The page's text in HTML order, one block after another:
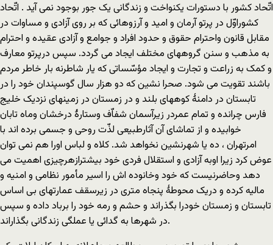
اتّحاد کشور با دستورات یکنواخت و زندگانی یک جور بوجود نمی آید . اتّحاد
کشوراوّل در پرتو آرمان و امید و آرزوهائی که بر روی آزادی و مساوات در
مقابل قانون واحترام حقوق و حدود افراد و جوامع و آزادی عقیده و احترام
به مذهب و سنن گروههای مختلف ایجاد می گردد. سپس درپرتو معارف
و کمک به زراعت و تجارت و ایجاد مؤسّساتی که یار شاطرنه بار خاطر مردم
باشند تقویت می شود. صحرا نشین که دو هزار سال گوسپندان خود را در
تابستان در دامنۀ کوههای بلند و در زمستان در زمینهای نزدیک خلیج
فارس چرانده و تمام عمردر زیرآسمان شفاّف وستارۀ درخشان وماه تابان
خوابیده و از تماشای آن آثارطبیعی لذّت روحی و جسمی برده اند با
امرتهران ، ده یا شهرنشین نخواهد شد. کلاه و لباس اورا هم نمی توان
عوض کرد زیرا اوبه آزادی و استقلال فردی خود بیشترازهرچیزی اهمیت می
دهد وحاضرنیست که خود وخانوده اش را اسیر مأمور نظامی و امنیه و
مالیه کرده و دریک محوطۀ پنجاه متری در زیرسقف عمارتهای بی اساس
تابستان و زمستان خودرا بگذراند و حشم و رمه خود را برباد داده و سپس
در شهرها به گدائی یا عملگی زندگانی بگذاراند.